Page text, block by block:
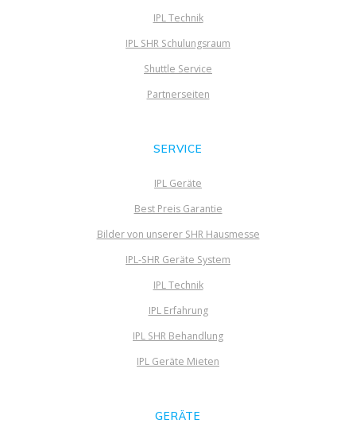
IPL Technik
IPL SHR Schulungsraum
Shuttle Service
Partnerseiten
SERVICE
IPL Geräte
Best Preis Garantie
Bilder von unserer SHR Hausmesse
IPL-SHR Geräte System
IPL Technik
IPL Erfahrung
IPL SHR Behandlung
IPL Geräte Mieten
GERÄTE